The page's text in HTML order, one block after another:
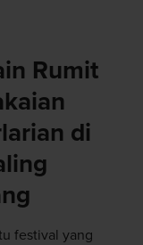
Rumit
di
festival yang